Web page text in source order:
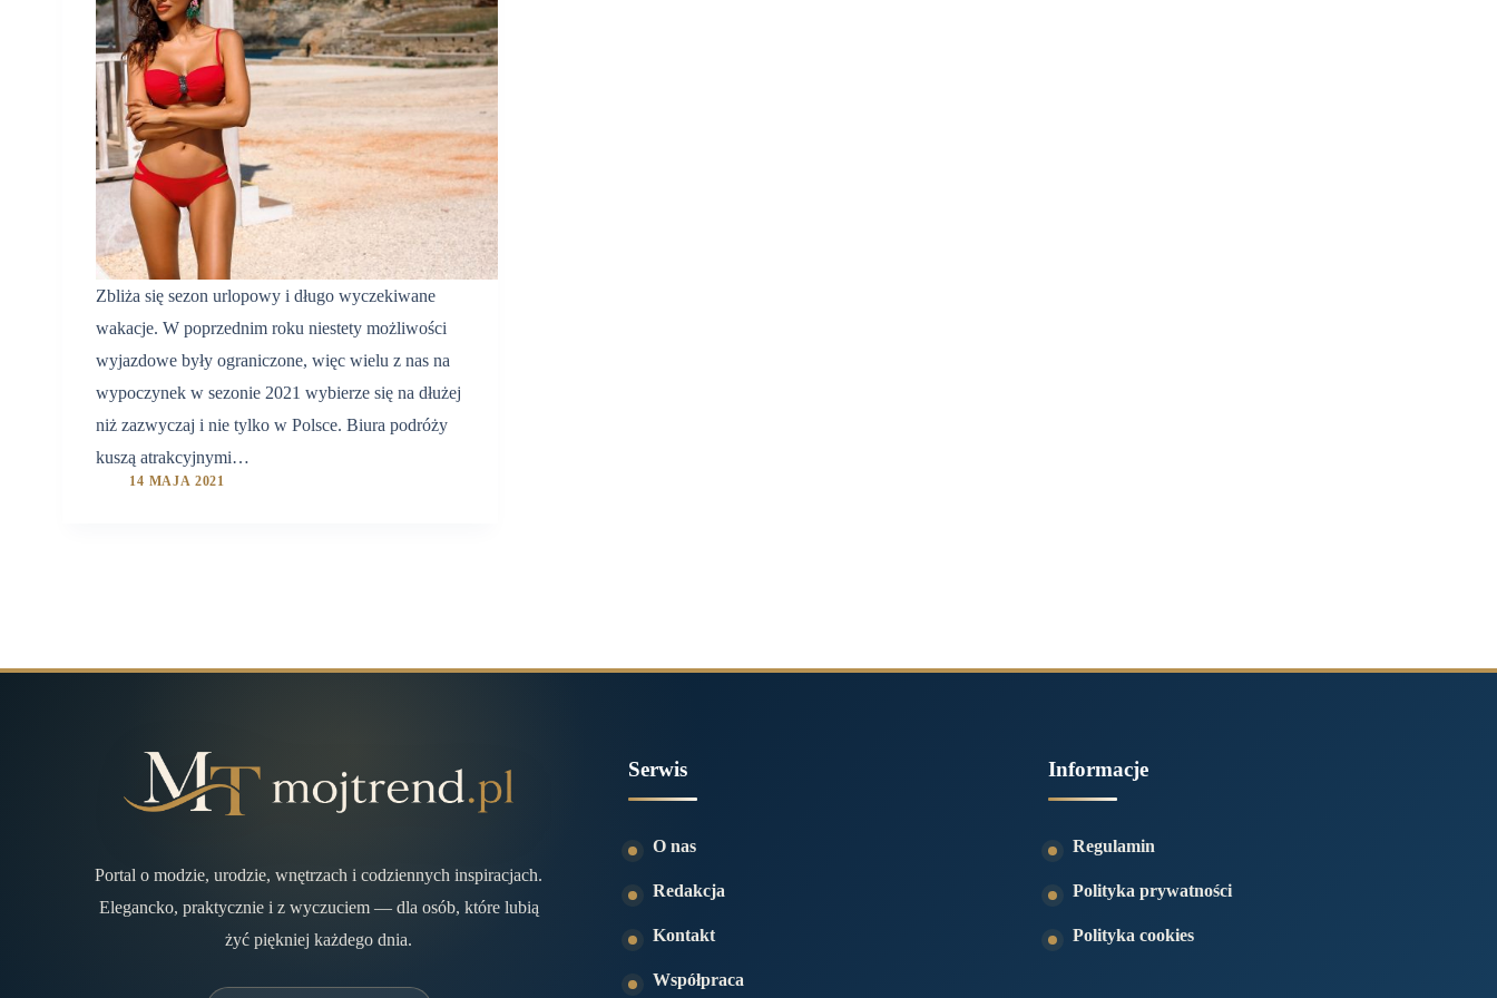
Zbliża się sezon urlopowy i długo wyczekiwane
wakacje. W poprzednim roku niestety możliwości
wyjazdowe były ograniczone, więc wielu z nas na
wypoczynek w sezonie 2021 wybierze się na dłużej
niż zazwyczaj i nie tylko w Polsce. Biura podróży
kuszą atrakcyjnymi…
14 MAJA 2021
Portal o modzie, urodzie, wnętrzach i codziennych inspiracjach.
Elegancko, praktycznie i z wyczuciem — dla osób, które lubią
żyć piękniej każdego dnia.
Serwis
O nas
Redakcja
Kontakt
Współpraca
Informacje
Regulamin
Polityka prywatności
Polityka cookies